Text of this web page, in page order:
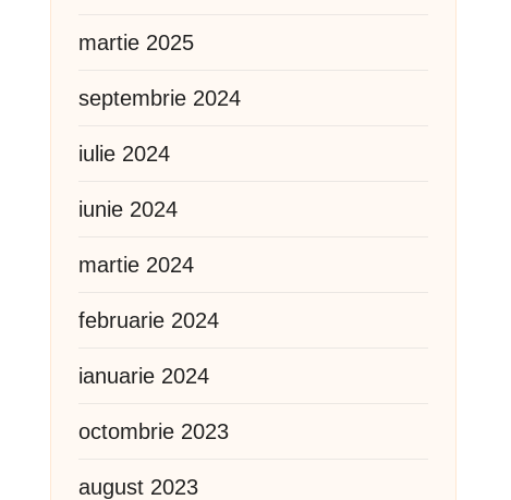
martie 2025
septembrie 2024
iulie 2024
iunie 2024
martie 2024
februarie 2024
ianuarie 2024
octombrie 2023
august 2023